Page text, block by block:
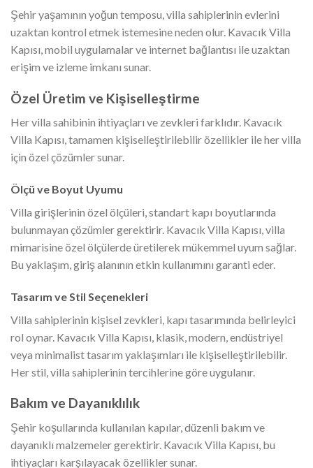
Şehir yaşamının yoğun temposu, villa sahiplerinin evlerini
uzaktan kontrol etmek istemesine neden olur. Kavacık Villa
Kapısı, mobil uygulamalar ve internet bağlantısı ile uzaktan
erişim ve izleme imkanı sunar.
Özel Üretim ve Kişiselleştirme
Her villa sahibinin ihtiyaçları ve zevkleri farklıdır. Kavacık
Villa Kapısı, tamamen kişiselleştirilebilir özellikler ile her villa
için özel çözümler sunar.
Ölçü ve Boyut Uyumu
Villa girişlerinin özel ölçüleri, standart kapı boyutlarında
bulunmayan çözümler gerektirir. Kavacık Villa Kapısı, villa
mimarisine özel ölçülerde üretilerek mükemmel uyum sağlar.
Bu yaklaşım, giriş alanının etkin kullanımını garanti eder.
Tasarım ve Stil Seçenekleri
Villa sahiplerinin kişisel zevkleri, kapı tasarımında belirleyici
rol oynar. Kavacık Villa Kapısı, klasik, modern, endüstriyel
veya minimalist tasarım yaklaşımları ile kişiselleştirilebilir.
Her stil, villa sahiplerinin tercihlerine göre uygulanır.
Bakım ve Dayanıklılık
Şehir koşullarında kullanılan kapılar, düzenli bakım ve
dayanıklı malzemeler gerektirir. Kavacık Villa Kapısı, bu
ihtiyaçları karşılayacak özellikler sunar.